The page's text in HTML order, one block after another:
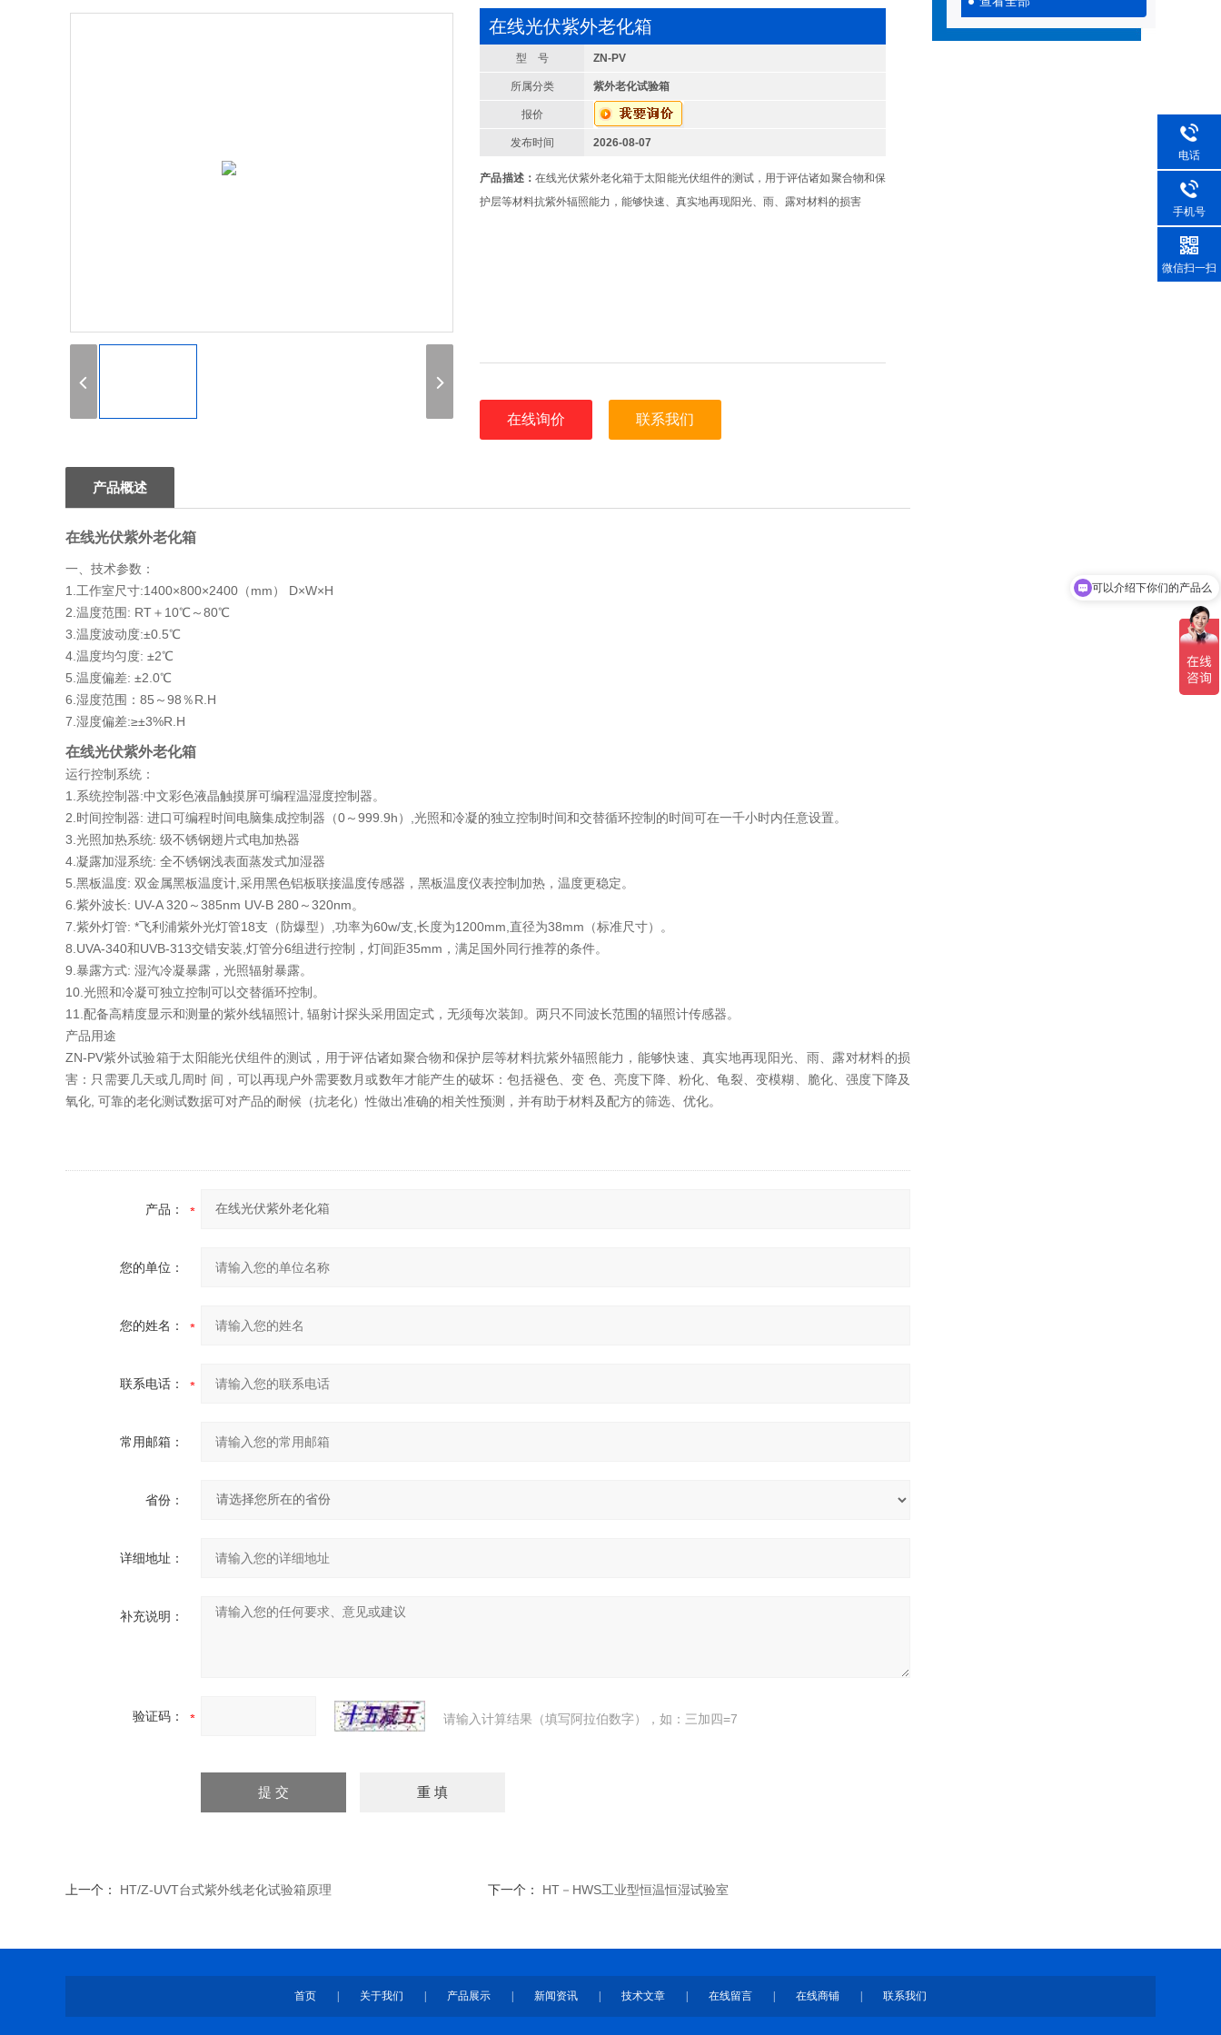
在线光伏紫外老化箱
型 号 ZN-PV
所属分类 紫外老化试验箱
报价
发布时间 2026-08-07
产品描述： 在线光伏紫外老化箱于太阳能光伏组件的测试，用于评估诸如聚合物和保
护层等材料抗紫外辐照能力，能够快速、真实地再现阳光、雨、露对材料的损害
在线询价 联系我们
产品概述
在线光伏紫外老化箱
一、技术参数：
1.工作室尺寸:1400×800×2400（mm） D×W×H
2.温度范围: RT＋10℃～80℃
3.温度波动度:±0.5℃
4.温度均匀度: ±2℃
5.温度偏差: ±2.0℃
6.湿度范围：85～98％R.H
7.湿度偏差:≥±3%R.H
在线光伏紫外老化箱
运行控制系统：
1.系统控制器:中文彩色液晶触摸屏可编程温湿度控制器。
2.时间控制器: 进口可编程时间电脑集成控制器（0～999.9h）,光照和冷凝的独立控制时间和交替循环控制的时间可在一千小时内任意设置。
3.光照加热系统: 级不锈钢翅片式电加热器
4.凝露加湿系统: 全不锈钢浅表面蒸发式加湿器
5.黑板温度: 双金属黑板温度计,采用黑色铝板联接温度传感器，黑板温度仪表控制加热，温度更稳定。
6.紫外波长: UV-A 320～385nm UV-B 280～320nm。
7.紫外灯管: *飞利浦紫外光灯管18支（防爆型）,功率为60w/支,长度为1200mm,直径为38mm（标准尺寸）。
8.UVA-340和UVB-313交错安装,灯管分6组进行控制，灯间距35mm，满足国外同行推荐的条件。
9.暴露方式: 湿汽冷凝暴露，光照辐射暴露。
10.光照和冷凝可独立控制可以交替循环控制。
11.配备高精度显示和测量的紫外线辐照计, 辐射计探头采用固定式，无须每次装卸。两只不同波长范围的辐照计传感器。
产品用途
ZN-PV紫外试验箱于太阳能光伏组件的测试，用于评估诸如聚合物和保护层等材料抗紫外辐照能力，能够快速、真实地再现阳光、雨、露对材料的损
害：只需要几天或几周时 间，可以再现户外需要数月或数年才能产生的破坏：包括褪色、变 色、亮度下降、粉化、龟裂、变模糊、脆化、强度下降及
氧化, 可靠的老化测试数据可对产品的耐候（抗老化）性做出准确的相关性预测，并有助于材料及配方的筛选、优化。
产品：
您的单位：
您的姓名：
联系电话：
常用邮箱：
省份：
详细地址：
补充说明：
验证码： 请输入计算结果（填写阿拉伯数字），如：三加四=7
上一个： HT/Z-UVT台式紫外线老化试验箱原理 下一个： HT－HWS工业型恒温恒湿试验室
首页 关于我们 产品展示 新闻资讯 技术文章 在线留言 在线商铺 联系我们
电话
手机号
微信扫一扫
可以介绍下你们的产品么